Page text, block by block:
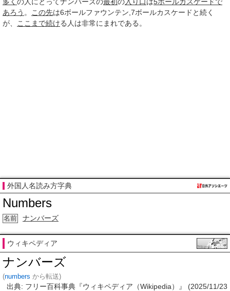
あろう 。 この先は6ボールファウンテン,7ボールカスケードと続く
が、
ここまで続ける人は非常にまれである。
外国人名読み方字典
Numbers
名前 ナンバーズ
ウィキペディア
ナンバーズ
(numbers から転送)
出典: フリー百科事典『ウィキペディア（Wikipedia）』 (2025/11/23